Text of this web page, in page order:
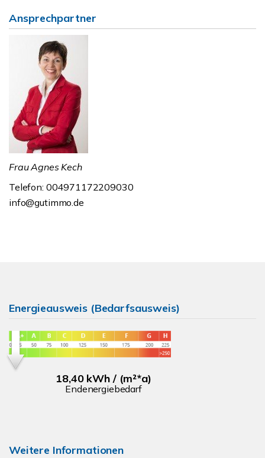
Ansprechpartner
Frau Agnes Kech
Telefon: 004971172209030
info@gutimmo.de
Energieausweis (Bedarfsausweis)
18,40 kWh / (m²*a)
Endenergiebedarf
Weitere Informationen